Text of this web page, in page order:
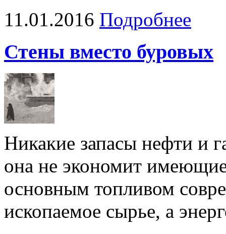
11.01.2016 Подробнее
Стены вместо буровых
Никакие запасы нефти и
она не экономит
основным топливом
ископаемое сырье, а